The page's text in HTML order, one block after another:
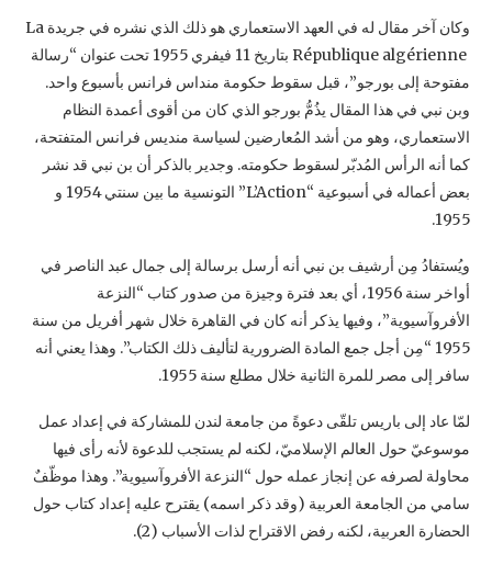
وكان آخر مقال له في العهد الاستعماري هو ذلك الذي نشره في جريدة ‏La
République ‎algérienne ‎‏ بتاريخ 11 فيفري 1955 تحت عنوان “رسالة
مفتوحة إلى بورجو”، قبل سقوط حكومة ‏منداس فرانس بأسبوع واحد.
وبن نبي في هذا المقال يذُمُّ بورجو الذي كان من أقوى أعمدة النظام
‏الاستعماري، وهو من أشد المُعارضين لسياسة منديس فرانس المتفتحة،
كما أنه الرأس المُدبّر لسقوط ‏حكومته. وجدير بالذكر أن بن نبي قد نشر
بعض أعماله في أسبوعية “‏L’Action‏” التونسية ما بين ‏سنتي 1954 و
1955.‏
ويُستفادُ مِن أرشيف بن نبي أنه أرسل برسالة إلى جمال عبد الناصر في
أواخر سنة 1956، أي بعد ‏فترة وجيزة من صدور كتاب “النزعة
الأفروآسيوية”، وفيها يذكر أنه كان في القاهرة خلال شهر أفريل ‏من سنة
1955 “مِن أجل جمع المادة الضرورية لتأليف ذلك الكتاب”. وهذا يعني أنه
سافر إلى مصر ‏للمرة الثانية خلال مطلع سنة 1955.‏
لمّا عاد إلى باريس تلقّى دعوةً من جامعة لندن للمشاركة في إعداد عمل
موسوعيّ حول العالم الإسلاميّ، ‏لكنه لم يستجب للدعوة لأنه رأى فيها
محاولة لصرفه عن إنجاز عمله حول “النزعة الأفروآسيوية”. ‏وهذا موظّفٌ
سامي من الجامعة العربية (وقد ذكر اسمه) يقترح عليه إعداد كتاب حول
الحضارة العربية، ‏لكنه رفض الاقتراح لذات الأسباب (2).‏